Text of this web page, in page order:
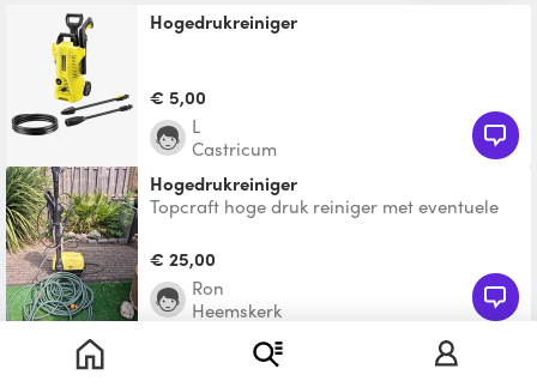
Hogedrukreiniger
€ 5,00
L
Castricum
Hogedrukreiniger
Topcraft hoge druk reiniger met eventuele
€ 25,00
Ron
Heemskerk
Hogedrukreiniger
Max. druk: 125 bar